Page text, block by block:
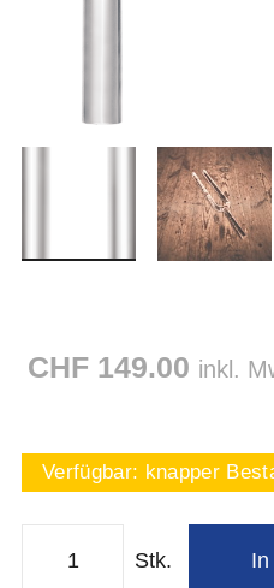
CHF 149.00 inkl.
Verfügbar: knapper
Stk.